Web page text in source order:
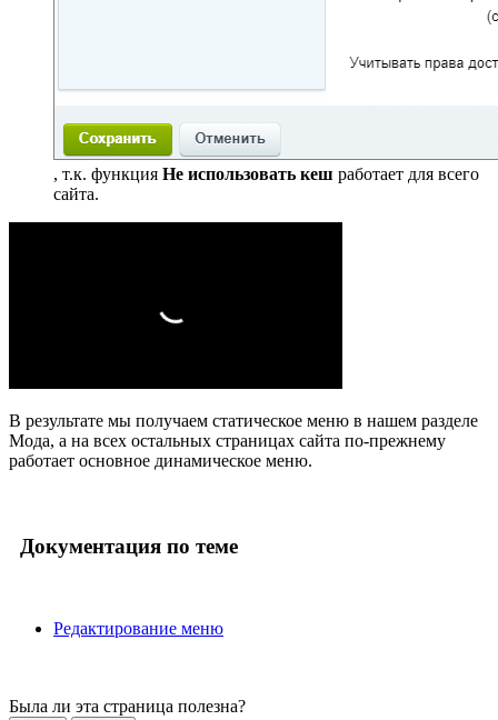
, т.к. функция Не использовать кеш работает для всего
сайта.
В результате мы получаем статическое меню в нашем разделе
Мода, а на всех остальных страницах сайта по-прежнему
работает основное динамическое меню.
Документация по теме
Редактирование меню
Была ли эта страница полезна?